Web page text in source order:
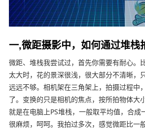
一,微距摄影中，如何通过堆栈
微距、堆栈我尝试过，首先你需要有耐心。
太大时，花的景深很浅，很大部分不清晰，
远远不够。相机架在三角架上，拍摄过程中
了。变换的只是相机的焦点，按所拍物体大
就是在电脑上PS堆栈，一般取平均值，合成
很麻烦，呵呵。我拍过多次，感觉微距比一